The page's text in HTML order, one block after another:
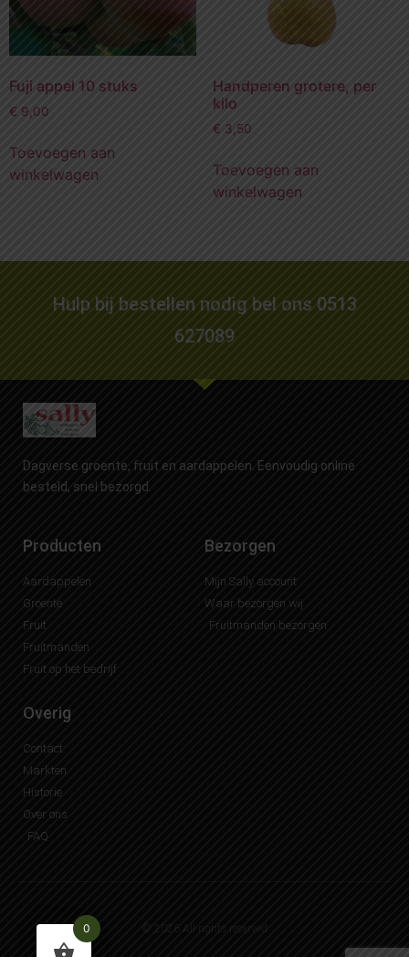
Fuji appel 10 stuks
€ 9,00
Toevoegen aan
winkelwagen
Handperen grotere, per
kilo
€ 3,50
Toevoegen aan
winkelwagen
Hulp bij bestellen nodig bel ons 0513
627089
Dagverse groente, fruit en aardappelen. Eenvoudig online
besteld, snel bezorgd.
Producten
Aardappelen
Groente
Fruit
Fruitmanden
Fruit op het bedrijf
Bezorgen
Mijn Sally account
Waar bezorgen wij
Fruitmanden bezorgen
Overig
Contact
Markten
Historie
Over ons
FAQ
© 2026 All rights reserved
0